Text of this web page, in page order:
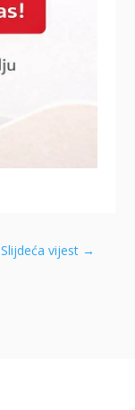
Slijdeća vijest →